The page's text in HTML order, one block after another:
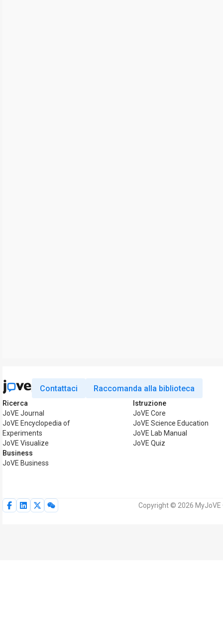
Contattaci Raccomanda alla biblioteca
Ricerca
JoVE Journal
JoVE Encyclopedia of
Experiments
JoVE Visualize
Business
JoVE Business
Istruzione
JoVE Core
JoVE Science Education
JoVE Lab Manual
JoVE Quiz
Copyright © 2026